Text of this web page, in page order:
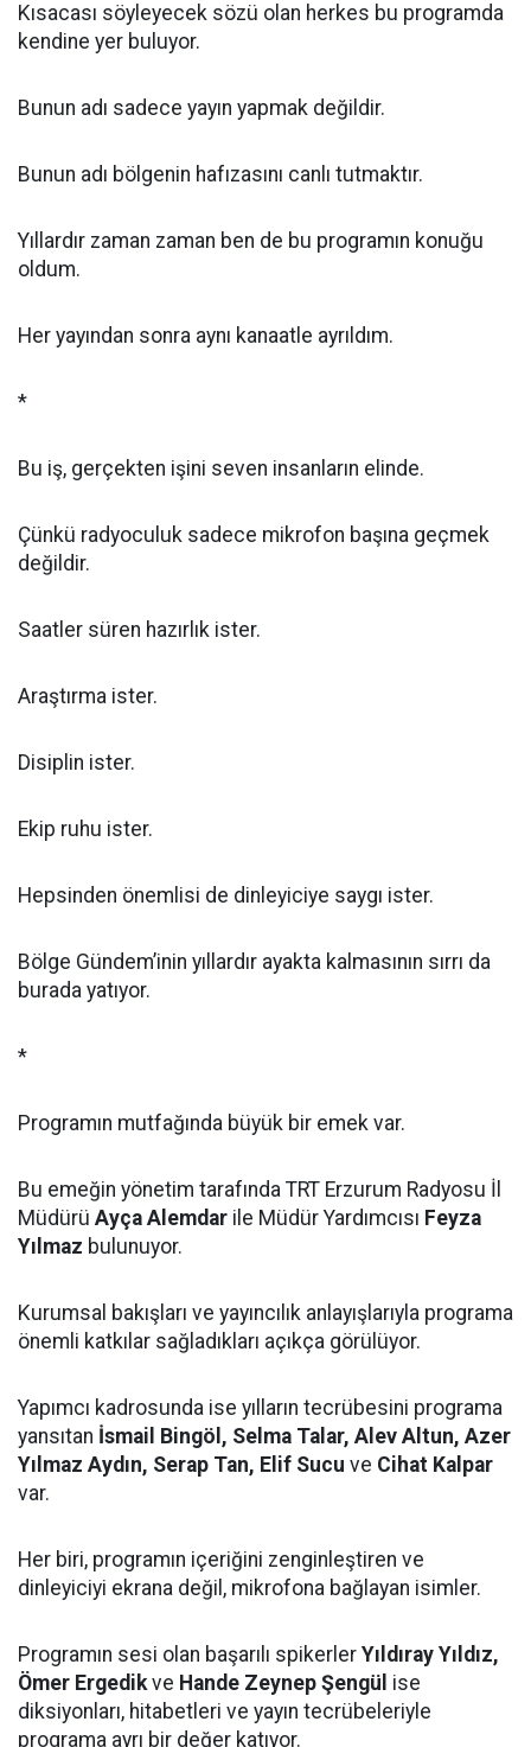
Kısacası söyleyecek sözü olan herkes bu programda
kendine yer buluyor.
Bunun adı sadece yayın yapmak değildir.
Bunun adı bölgenin hafızasını canlı tutmaktır.
Yıllardır zaman zaman ben de bu programın konuğu
oldum.
Her yayından sonra aynı kanaatle ayrıldım.
*
Bu iş, gerçekten işini seven insanların elinde.
Çünkü radyoculuk sadece mikrofon başına geçmek
değildir.
Saatler süren hazırlık ister.
Araştırma ister.
Disiplin ister.
Ekip ruhu ister.
Hepsinden önemlisi de dinleyiciye saygı ister.
Bölge Gündem’inin yıllardır ayakta kalmasının sırrı da
burada yatıyor.
*
Programın mutfağında büyük bir emek var.
Bu emeğin yönetim tarafında TRT Erzurum Radyosu İl
Müdürü Ayça Alemdar ile Müdür Yardımcısı Feyza
Yılmaz bulunuyor.
Kurumsal bakışları ve yayıncılık anlayışlarıyla programa
önemli katkılar sağladıkları açıkça görülüyor.
Yapımcı kadrosunda ise yılların tecrübesini programa
yansıtan İsmail Bingöl, Selma Talar, Alev Altun, Azer
Yılmaz Aydın, Serap Tan, Elif Sucu ve Cihat Kalpar
var.
Her biri, programın içeriğini zenginleştiren ve
dinleyiciyi ekrana değil, mikrofona bağlayan isimler.
Programın sesi olan başarılı spikerler Yıldıray Yıldız,
Ömer Ergedikve Hande Zeynep Şengül ise
diksiyonları, hitabetleri ve yayın tecrübeleriyle
programa ayrı bir değer katıyor.